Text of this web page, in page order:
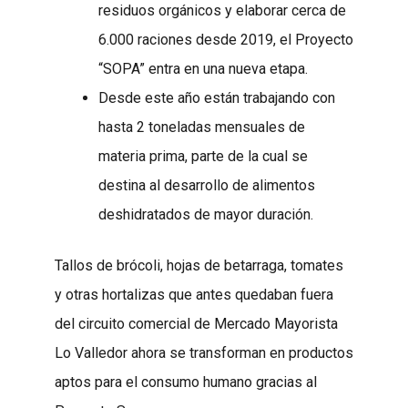
residuos orgánicos y elaborar cerca de
6.000 raciones desde 2019, el Proyecto
“SOPA” entra en una nueva etapa.
Desde este año están trabajando con
hasta 2 toneladas mensuales de
materia prima, parte de la cual se
destina al desarrollo de alimentos
deshidratados de mayor duración.
Tallos de brócoli, hojas de betarraga, tomates
y otras hortalizas que antes quedaban fuera
del circuito comercial de Mercado Mayorista
Lo Valledor ahora se transforman en productos
aptos para el consumo humano gracias al